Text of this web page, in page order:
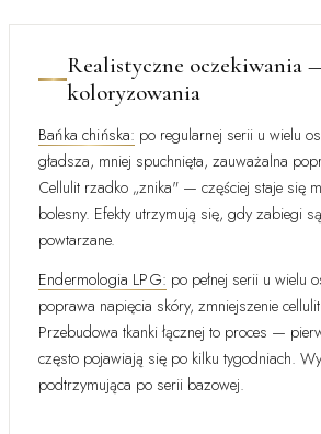
Realistyczne oczekiwania
koloryzowania
Bańka chińska: po regularnej serii u wielu
gładsza, mniej spuchnięta, zauważalna
Cellulit rzadko „znika" — częściej staje się
bolesny. Efekty utrzymują się, gdy zabiegi
powtarzane.
Endermologia LPG: po pełnej serii u wielu
poprawa napięcia skóry, zmniejszenie
Przebudowa tkanki łącznej to proces —
często pojawiają się po kilku tygodniach.
podtrzymująca po serii bazowej.